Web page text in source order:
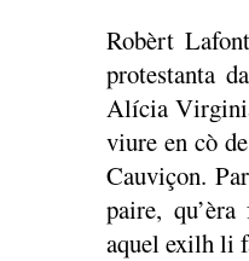
Robèrt
protestanta
Alícia
viure en cò
Cauviçon.
paire,
aquel exilh li